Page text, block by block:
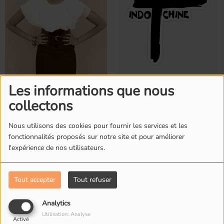
Les informations que nous
collectons
Nous utilisons des cookies pour fournir les services et les
fonctionnalités proposés sur notre site et pour améliorer
l'expérience de nos utilisateurs.
Tout accepter Tout refuser
Analytics
Activé
Utilisation: Analyse
Imany
Inhaler